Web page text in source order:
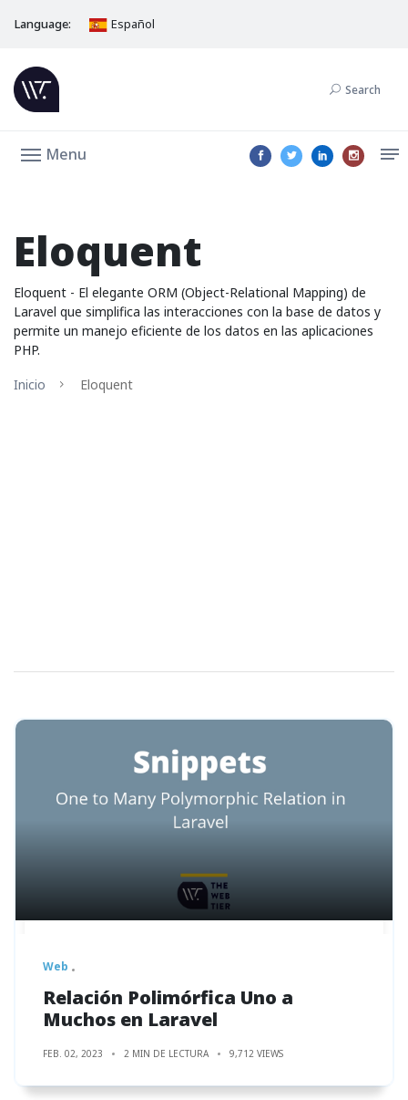
Language: Español
Search
Menu
Eloquent
Eloquent - El elegante ORM (Object-Relational Mapping) de
Laravel que simplifica las interacciones con la base de datos y
permite un manejo eficiente de los datos en las aplicaciones
PHP.
Inicio
Eloquent
Web
Relación Polimórfica Uno a
Muchos en Laravel
FEB. 02, 2023 2 MIN DE LECTURA 9,712 VIEWS